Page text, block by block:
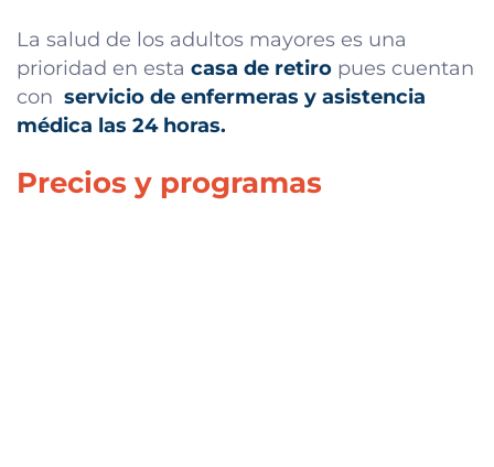
La salud de los adultos mayores es una
prioridad en esta casa de retiro pues cuentan
con servicio de enfermeras y asistencia
médica las 24 horas.
Precios y programas